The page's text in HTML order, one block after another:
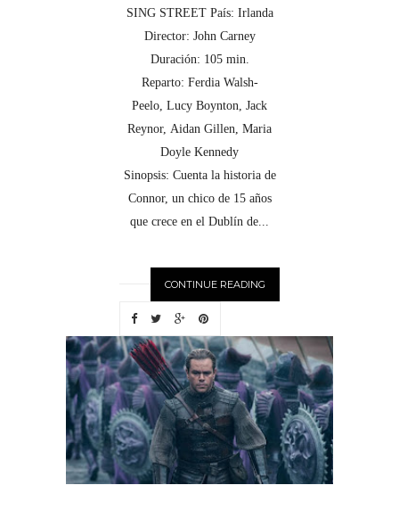
SING STREET País: Irlanda
Director: John Carney
Duración: 105 min.
Reparto: Ferdia Walsh-
Peelo, Lucy Boynton, Jack
Reynor, Aidan Gillen, Maria
Doyle Kennedy
Sinopsis: Cuenta la historia de
Connor, un chico de 15 años
que crece en el Dublín de...
CONTINUE READING